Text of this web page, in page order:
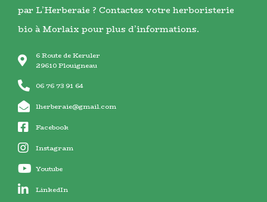
par L’Herberaie ? Contactez votre herboristerie
bio à Morlaix pour plus d’informations.
6 Route de Keruler
29610 Plouigneau
06 76 73 91 64
lherberaie@gmail.com
Facebook
Instagram
Youtube
LinkedIn